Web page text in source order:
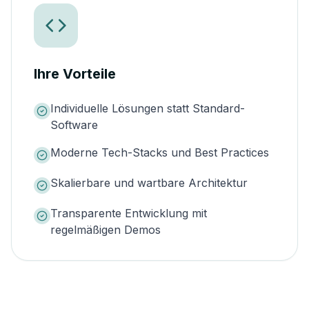
Ihre Vorteile
Individuelle Lösungen statt Standard-
Software
Moderne Tech-Stacks und Best Practices
Skalierbare und wartbare Architektur
Transparente Entwicklung mit
regelmäßigen Demos